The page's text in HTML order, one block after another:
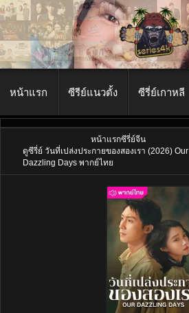
หน้าแรก ซีรีย์แนวตั้ง ซีรี่ย์เกาหลี
หน้าแรกซีรี่ย์จีน
ดูซีรี่ย์ วันที่เปล่งประกายของสองเรา (2026) Our
Dazzling Days พากย์ไทย